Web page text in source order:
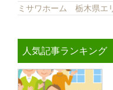
ミサワホーム 栃木県エ
人気記事ランキング